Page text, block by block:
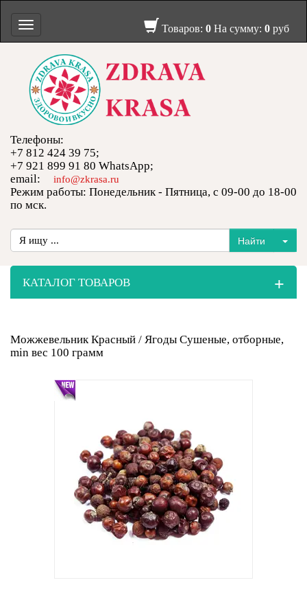
Товаров: 0 На сумму: 0 руб
Toggle
navigation
Телефоны:
+7 812 424 39 75;
+7 921 899 91 80 WhatsApp;
email:
info@zkrasa.ru
Режим работы: Понедельник - Пятница, с 09-00 до 18-00
по мск.
КАТАЛОГ ТОВАРОВ +
Можжевельник Красный / Ягоды Сушеные, отборные,
min вес 100 грамм